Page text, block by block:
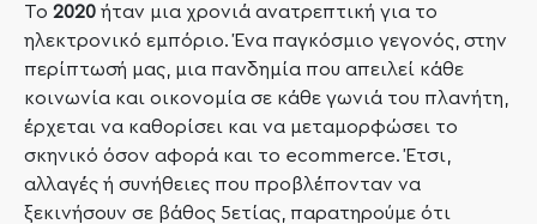
To 2020ήταν μια χρονιά ανατρεπτική για το
ηλεκτρονικό εμπόριο. Ένα παγκόσμιο γεγονός, στην
περίπτωσή μας, μια πανδημία που απειλεί κάθε
κοινωνία και οικονομία σε κάθε γωνιά του πλανήτη,
έρχεται να καθορίσει και να μεταμορφώσει το
σκηνικό όσον αφορά και το ecommerce. Έτσι,
αλλαγές ή συνήθειες που προβλέπονταν να
ξεκινήσουν σε βάθος 5ετίας, παρατηρούμε ότι